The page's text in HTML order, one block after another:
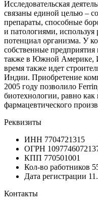
Исследовательская
связаны единой целью –
препараты, способные
и патологиями,
потенциал организма. У
собственные
также в Южной Америке,
время также идет
Индии. Приобретение
2005 году позволило
биотехнологии, равно
фармацевтического
Реквизиты
ИНН 7704721315
ОГРН
КПП 770501001
Кол-во работников
Дата регистрации
Контакты